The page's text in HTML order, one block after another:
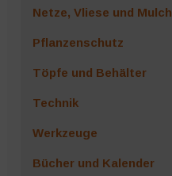
Netze, Vliese und Mulch
Pflanzenschutz
Töpfe und Behälter
Technik
Werkzeuge
Bücher und Kalender